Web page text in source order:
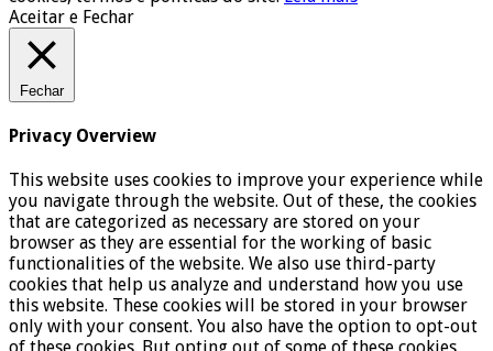
Aceitar e Fechar
Fechar
Privacy Overview
This website uses cookies to improve your experience while
you navigate through the website. Out of these, the cookies
that are categorized as necessary are stored on your
browser as they are essential for the working of basic
functionalities of the website. We also use third-party
cookies that help us analyze and understand how you use
this website. These cookies will be stored in your browser
only with your consent. You also have the option to opt-out